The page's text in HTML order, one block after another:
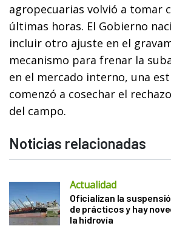
agropecuarias volvió a tomar
últimas horas. El Gobierno
incluir otro ajuste en el
mecanismo para frenar la
en el mercado interno, una
comenzó a cosechar el
del campo.
Noticias relacionadas
Actualidad
Oficializan la
de prácticos y hay
la hidrovía